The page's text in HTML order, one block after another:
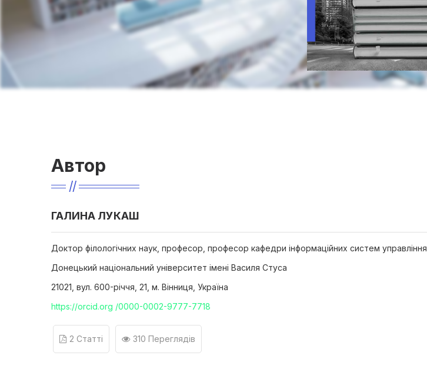
Автор
ГАЛИНА ЛУКАШ
Доктор філологічних наук, професор, професор кафедри інформаційних систем управління
Донецький національний університет імені Василя Стуса
21021, вул. 600-річчя, 21, м. Вінниця, Україна
https://orcid.org /0000-0002-9777-7718
2 Статті 310 Переглядів